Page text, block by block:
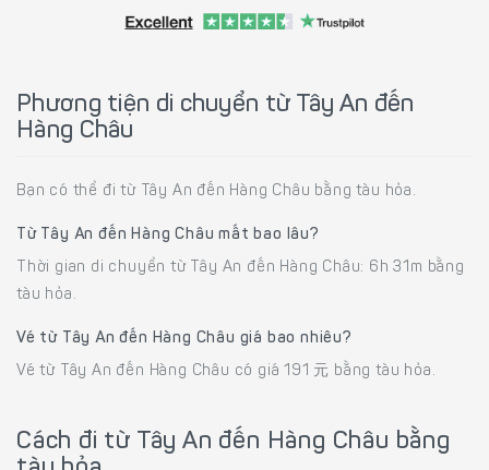
Phương tiện di chuyển từ Tây An đến
Hàng Châu
Bạn có thể đi từ Tây An đến Hàng Châu bằng tàu hỏa.
Từ Tây An đến Hàng Châu mất bao lâu?
Thời gian di chuyển từ Tây An đến Hàng Châu: 6h 31m bằng
tàu hỏa.
Vé từ Tây An đến Hàng Châu giá bao nhiêu?
Vé từ Tây An đến Hàng Châu có giá 191 元 bằng tàu hỏa.
Cách đi từ Tây An đến Hàng Châu bằng